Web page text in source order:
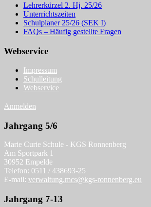
Lehrerkürzel 2. Hj. 25/26
Unterrichtszeiten
Schulplaner 25/26 (SEK I)
FAQs – Häufig gestellte Fragen
Webservice
Impressum
Schulleitung
Webservice
Anmelden
Jahrgang 5/6
Marie Curie Schule - KGS Ronnenberg
Am Sportpark 1
30952 Empelde
Telefon: 0511 / 438693-25
E-mail: verwaltung.mcs@kgs-ronnenberg.eu
Jahrgang 7-13